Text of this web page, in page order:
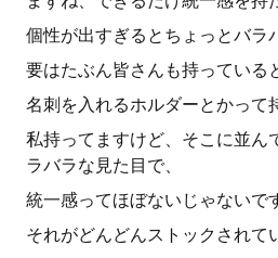
個性が出すぎるとちょっとバラ
要はたぶん皆さんも持っている
名刺を入れるホルダーとかって
私持ってますけど、そこに並ん
ラバラな見た目で、
統一感ってほぼないじゃないで
それがどんどんストックされて